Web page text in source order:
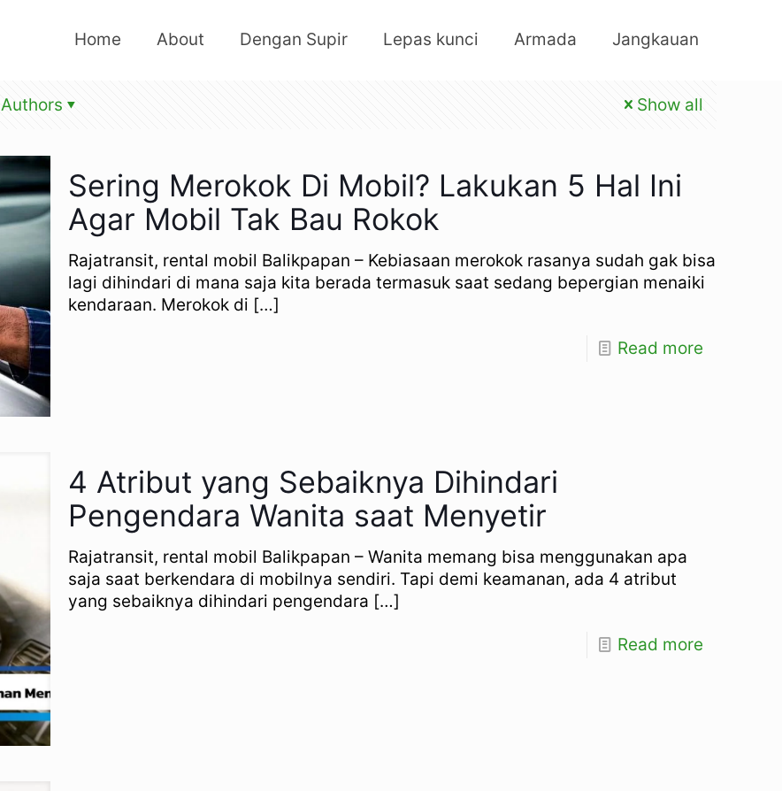
Home About Dengan Supir Lepas kunci Armada Jangkauan
Authors Show all
Sering Merokok Di Mobil? Lakukan 5 Hal Ini
Agar Mobil Tak Bau Rokok
Rajatransit, rental mobil Balikpapan – Kebiasaan merokok rasanya sudah gak bisa
lagi dihindari di mana saja kita berada termasuk saat sedang bepergian menaiki
kendaraan. Merokok di […]
Read more
4 Atribut yang Sebaiknya Dihindari
Pengendara Wanita saat Menyetir
Rajatransit, rental mobil Balikpapan – Wanita memang bisa menggunakan apa
saja saat berkendara di mobilnya sendiri. Tapi demi keamanan, ada 4 atribut
yang sebaiknya dihindari pengendara […]
Read more